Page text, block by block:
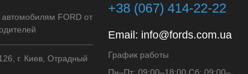
автомобилям FORD от
г. Киев, Отрадный
+38 (067) 414-22-22
Email: info@fords.com.ua
График работы